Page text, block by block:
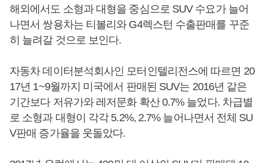
해외에서도 소형과 대형을 중심으로 SUV 수요가 늘어
나면서 쌍용차는 티볼리와 G4렉스턴 수출판매를 꾸준
히 늘려갈 것으로 보인다.
자동차 데이터분석회사인 모터인텔리전스에 따르면 20
17년 1~9월까지 미국에서 판매된 SUV는 2016년 같은
기간보다 저유가와 레저문화 확산 0.7% 늘었다. 차급별
로 소형과 대형이 각각 5.2%, 2.7% 늘어나면서 전체 SU
V판매 증가율을 웃돌았다.